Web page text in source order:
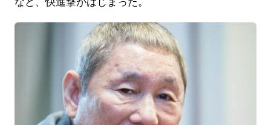
など、快進撃がはじまった。